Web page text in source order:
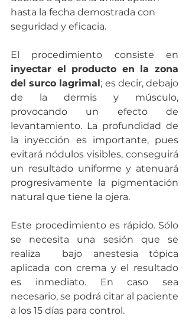
hasta la fecha demostrada con
seguridad y eficacia.
El procedimiento consiste en
inyectar el producto en la zona
del surco lagrimal; es decir, debajo
de la dermis y músculo,
provocando un efecto de
levantamiento. La profundidad de
la inyección es importante, pues
evitará nódulos visibles, conseguirá
un resultado uniforme y atenuará
progresivamente la pigmentación
natural que tiene la ojera.
Este procedimiento es rápido. Sólo
se necesita una sesión que se
realiza  bajo anestesia tópica
aplicada con crema y el resultado
es inmediato. En caso sea
necesario, se podrá citar al paciente
a los 15 días para control.